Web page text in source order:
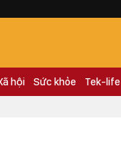
hội Sức khỏe Tek-life